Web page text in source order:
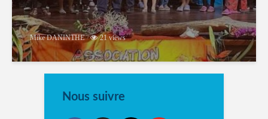
Mike DANINTHE 21 views
Nous suivre